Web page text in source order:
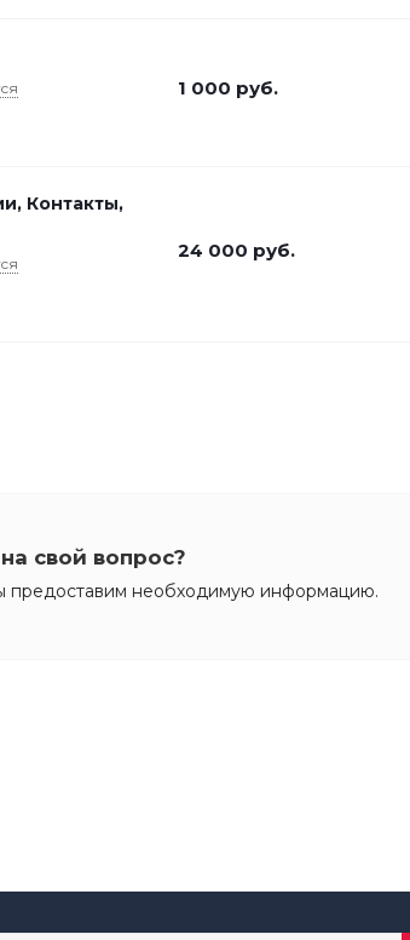
1 000 руб.
Контакты,
24 000 руб.
свой вопрос?
предоставим необходимую информацию.